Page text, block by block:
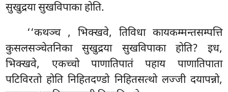
सुखुद्रया सुखविपाका होति.
‘‘कथञ्च , भिक्खवे, तिविधा कायकम्मन्तसम्पत्ति
कुसलसञ्चेतनिका सुखुद्रया सुखविपाका होति? इध,
भिक्खवे, एकच्चो पाणातिपातं पहाय पाणातिपाता
पटिविरतो होति निहितदण्डो निहितसत्थो लज्जी दयापन्नो,